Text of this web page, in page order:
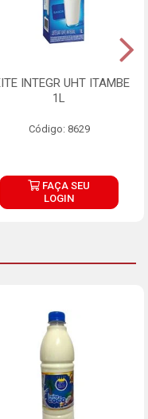
INTEGR UHT ITAMBE
1L
Código: 8629
FAÇA SEU
LOGIN